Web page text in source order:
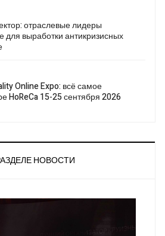
отраслевые лидеры
для выработки антикризисных
Online Expo: всё самое
HoReCa 15-25 сентября 2026
НОВОСТИ